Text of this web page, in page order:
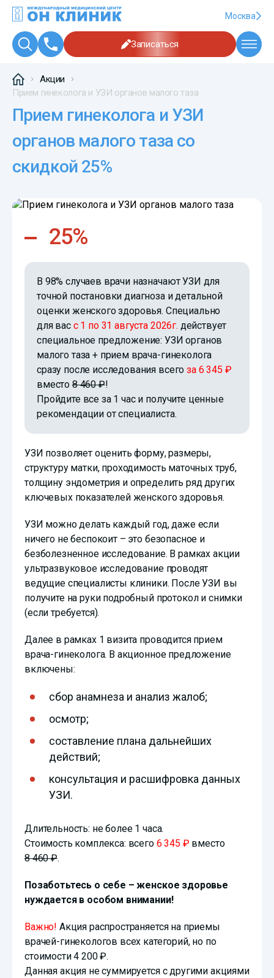
Москва
Записаться
Акции
Прием гинеколога и УЗИ органов малого таза
Прием гинеколога и УЗИ
органов малого таза со
скидкой 25%
25%
В 98% случаев врачи назначают УЗИ для
точной постановки диагноза и детальной
оценки женского здоровья. Специально
для вас с 1 по 31 августа 2026г. действует
специальное предложение: УЗИ органов
малого таза + прием врача-гинеколога
сразу после исследования всегоза 6 345 ₽
вместо8 460 ₽!
Пройдите все за 1 час и получите ценные
рекомендации от специалиста.
УЗИ позволяет оценить форму, размеры,
структуру матки, проходимость маточных труб,
толщину эндометрия и определить ряд других
ключевых показателей женского здоровья.
УЗИ можно делать каждый год, даже если
ничего не беспокоит – это безопасное и
безболезненное исследование. В рамках акции
ультразвуковое исследование проводят
ведущие специалисты клиники. После УЗИ вы
получите на руки подробный протокол и снимки
(если требуется).
Далее в рамках 1 визита проводится прием
врача-гинеколога. В акционное предложение
включены:
сбор анамнеза и анализ жалоб;
осмотр;
составление плана дальнейших
действий;
консультация и расшифровка данных
УЗИ.
Длительность: не более 1 часа.
Стоимость комплекса: всего 6 345 ₽ вместо
8 460 ₽.
Позаботьтесь о себе – женское здоровье
нуждается в особом внимании!
Важно! Акция распространяется на приемы
врачей-гинекологов всех категорий, но по
стоимости4 200 ₽.
Данная акция не суммируется с другими акциями